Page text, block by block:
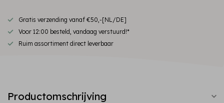
Gratis verzending vanaf €50,-[NL/DE]
Voor 12:00 besteld, vandaag verstuurd!*
Ruim assortiment direct leverbaar
Productomschrijving